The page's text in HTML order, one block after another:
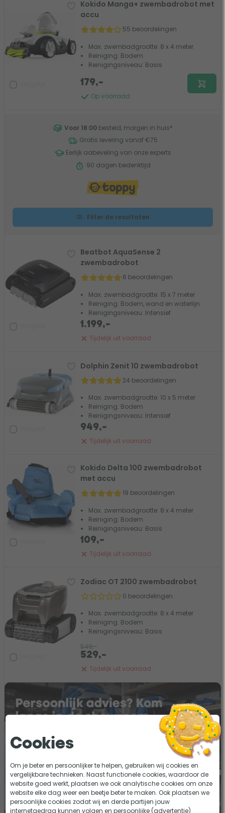
Kokido Manga+ zwembadrobot met
accu
55 beoordelingen
Max. zwembadgrootte: 8 x 4 meter
Reiniging: Bodem
Reinigingsniveau: Basis
Op voorraad
179,-
Voor 18:00 besteld, morgen in huis*
Gratis levering vanaf €75
Eerlijk aabeveling van onze experts
90 dagen bedenktijd
Filter de resultaten
Beatbot AquaSense 2
zwembadrobot
6 beoordelingen
Max. zwembadgrootte: 15 x 7 meter
Reiniging: Bodem, wand en waterlijn
Reinigingsniveau: Intensief
Tijdelijk uit voorraad
1.199,-
Dolphin Zenit 10 zwembadrobot
24 beoordelingen
Max. zwembadgrootte: 10 x 5 meter
Reiniging: Bodem
Reinigingsniveau: Intensief
Tijdelijk uit voorraad
949,-
Kokido Delta 100 zwembadrobot
met accu
19 beoordelingen
Max. zwembadgrootte: 8 x 4 meter
Reiniging: Bodem
Reinigingsniveau: Basis
Tijdelijk uit voorraad
109,-
Zodiac OT 2100 zwembadrobot
0 beoordelingen
Max. zwembadgrootte: 8 x 4 meter
Reiniging: Bodem
Reinigingsniveau: Basis
Tijdelijk uit voorraad
549,-
529,-
Cookies
Om je beter en persoonlijker te helpen, gebruiken wij cookies en
vergelijkbare technieken. Naast functionele cookies, waardoor de
website goed werkt, plaatsen we ook analytische cookies om onze
website elke dag weer een beetje beter te maken. Ook plaatsen we
persoonlijke cookies zodat wij en derde partijen jouw
internetgedrag kunnen volgen en persoonlijke (advertentie)